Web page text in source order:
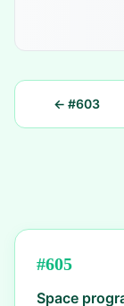
← #603
#605
Space